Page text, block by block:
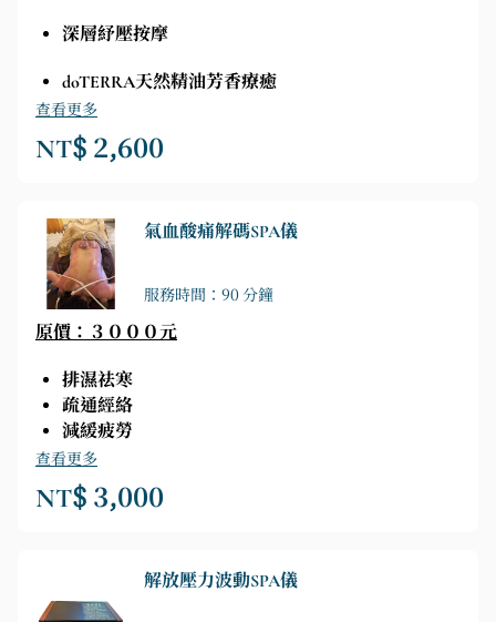
深層紓壓按摩
doTERRA天然精油芳香療癒
查看更多
NT$ 2,600
氣血酸痛解碼SPA儀
服務時間：90 分鐘
原價：３０００元
排濕祛寒
疏通經絡
減緩疲勞
促進代謝
查看更多
NT$ 3,000
解放壓力波動SPA儀